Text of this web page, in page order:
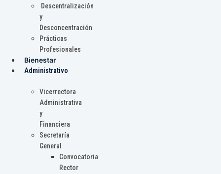
Descentralización
y
Desconcentración
Prácticas
Profesionales
Bienestar
Administrativo
Vicerrectora
Administrativa
y
Financiera
Secretaría
General
Convocatoria
Rector